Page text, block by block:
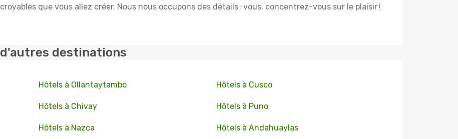
que vous allez créer. Nous nous occupons des détails : vous, concentrez-vous sur le plaisir !
destinations
Hôtels à Ollantaytambo Hôtels à Cusco
Hôtels à Chivay Hôtels à Puno
Hôtels à Nazca Hôtels à Andahuaylas